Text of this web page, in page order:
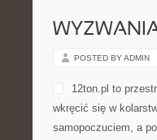
POSTED BY ADMIN
12ton.pl to
wkręcić się w
samopoczuciem, a